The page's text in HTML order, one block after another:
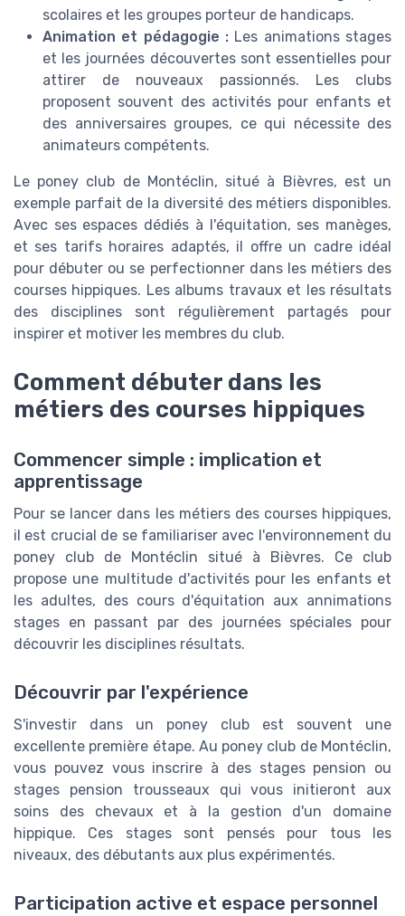
scolaires et les groupes porteur de handicaps.
Animation et pédagogie : Les animations stages
et les journées découvertes sont essentielles pour
attirer de nouveaux passionnés. Les clubs
proposent souvent des activités pour enfants et
des anniversaires groupes, ce qui nécessite des
animateurs compétents.
Le poney club de Montéclin, situé à Bièvres, est un
exemple parfait de la diversité des métiers disponibles.
Avec ses espaces dédiés à l'équitation, ses manèges,
et ses tarifs horaires adaptés, il offre un cadre idéal
pour débuter ou se perfectionner dans les métiers des
courses hippiques. Les albums travaux et les résultats
des disciplines sont régulièrement partagés pour
inspirer et motiver les membres du club.
Comment débuter dans les
métiers des courses hippiques
Commencer simple : implication et
apprentissage
Pour se lancer dans les métiers des courses hippiques,
il est crucial de se familiariser avec l'environnement du
poney club de Montéclin situé à Bièvres. Ce club
propose une multitude d'activités pour les enfants et
les adultes, des cours d'équitation aux annimations
stages en passant par des journées spéciales pour
découvrir les disciplines résultats.
Découvrir par l'expérience
S'investir dans un poney club est souvent une
excellente première étape. Au poney club de Montéclin,
vous pouvez vous inscrire à des stages pension ou
stages pension trousseaux qui vous initieront aux
soins des chevaux et à la gestion d'un domaine
hippique. Ces stages sont pensés pour tous les
niveaux, des débutants aux plus expérimentés.
Participation active et espace personnel